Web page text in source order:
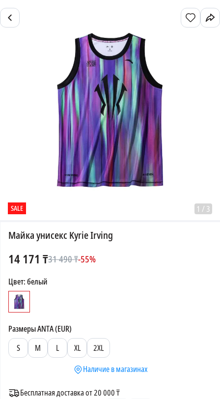
SALE 1 / 3
Майка унисекс Kyrie Irving
14 171 ₸31 490₸-55%
Цвет:белый
РазмерыANTA (EUR)
S
M L XL
2XL
Наличие в магазинах
Бесплатная доставка от 20 000 ₸